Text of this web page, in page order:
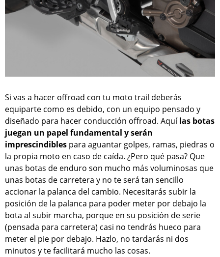
Si vas a hacer offroad con tu moto trail deberás
equiparte como es debido, con un equipo pensado y
diseñado para hacer conducción offroad. Aquílas botas
juegan un papel fundamental y serán
imprescindibles para aguantar golpes, ramas, piedras o
la propia moto en caso de caída. ¿Pero qué pasa? Que
unas botas de enduro son mucho más voluminosas que
unas botas de carretera y no te será tan sencillo
accionar la palanca del cambio. Necesitarás subir la
posición de la palanca para poder meter por debajo la
bota al subir marcha, porque en su posición de serie
(pensada para carretera) casi no tendrás hueco para
meter el pie por debajo. Hazlo, no tardarás ni dos
minutos y te facilitará mucho las cosas.